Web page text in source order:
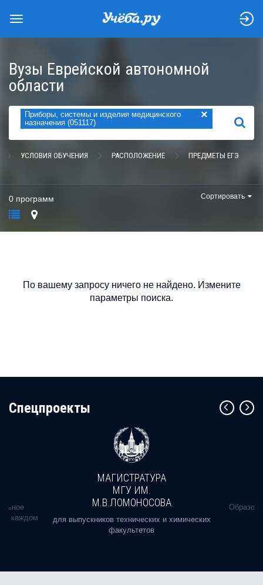
Вузы Еврейской автономной
области
Приборы, системы и изделия медицинского
назначения (051117)
×
НАЙТИ
УСЛОВИЯ ОБУЧЕНИЯ РАСПОЛОЖЕНИЕ ПРЕДМЕТЫ ЕГЭ
0 программ Сортировать
По вашему запросу ничего не найдено. Измените
параметры поиска.
Cпецпроекты
в каждом
МАГИСТРАТУРА
МГУ ИМ.
М.В.ЛОМОНОСОВА
для выпускников технических и химических
факультетов